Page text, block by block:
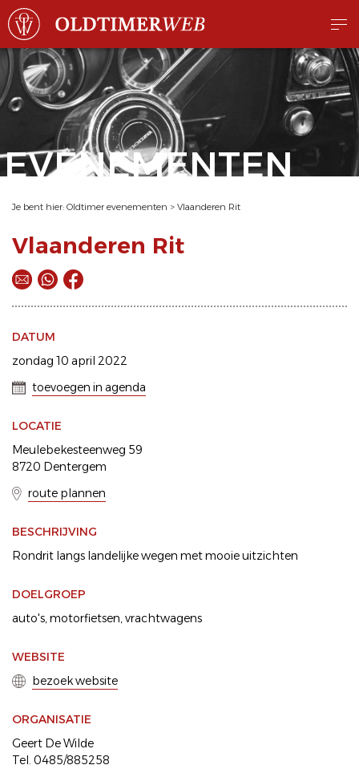
EVENEMENTEN
Je bent hier: Oldtimer evenementen > Vlaanderen Rit
Vlaanderen Rit
DATUM
zondag 10 april 2022
toevoegen in agenda
LOCATIE
Meulebekesteenweg 59
8720 Dentergem
route plannen
BESCHRIJVING
Rondrit langs landelijke wegen met mooie uitzichten
DOELGROEP
auto's motorfietsen vrachtwagens
WEBSITE
bezoek website
ORGANISATIE
Geert De Wilde
Tel. 0485/885258